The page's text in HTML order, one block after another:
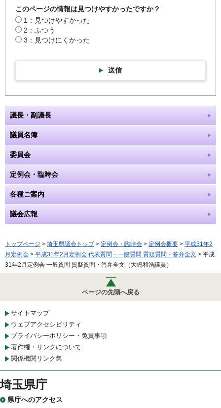
このページの情報は見つけやすかったですか？
1：見つけやすかった
2：ふつう
3：見つけにくかった
送信
議長・副議長
議員名簿
委員会
定例会・臨時会
各種ご案内
議会広報
トップページ > 埼玉県議会トップ> 定例会・臨時会 > 定例会概要 > 平成31年2
月定例会 > 平成31年2月定例会 代表質問・一般質問 質疑質問・答弁全文 > 平成
31年2月定例会 一般質問 質疑質問・答弁全文（大嶋和浩議員）
ページの先頭へ戻る
サイトマップ
ウェブアクセシビリティ
プライバシーポリシー・免責事項
著作権・リンクについて
関係機関リンク集
埼玉県庁
県庁へのアクセス